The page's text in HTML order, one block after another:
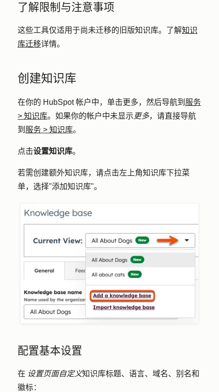
了解限制与注意事项
这些工具仅适用于尚未迁移的旧版知识库。了解知识
库迁移详情。
创建知识库
在你的 HubSpot 帐户中，单击更多，然后导航到 服务
> 知识库。如果你的帐户中未显示 更多，请直接导航
到 服务 > 知识库。
点击设置知识库。
若需创建额外知识库，请点击左上角知识库下拉菜
单，选择"添加知识库"。
配置基本设置
在 设置页面自定义知识库标题、语言、域名、别名和
徽标：